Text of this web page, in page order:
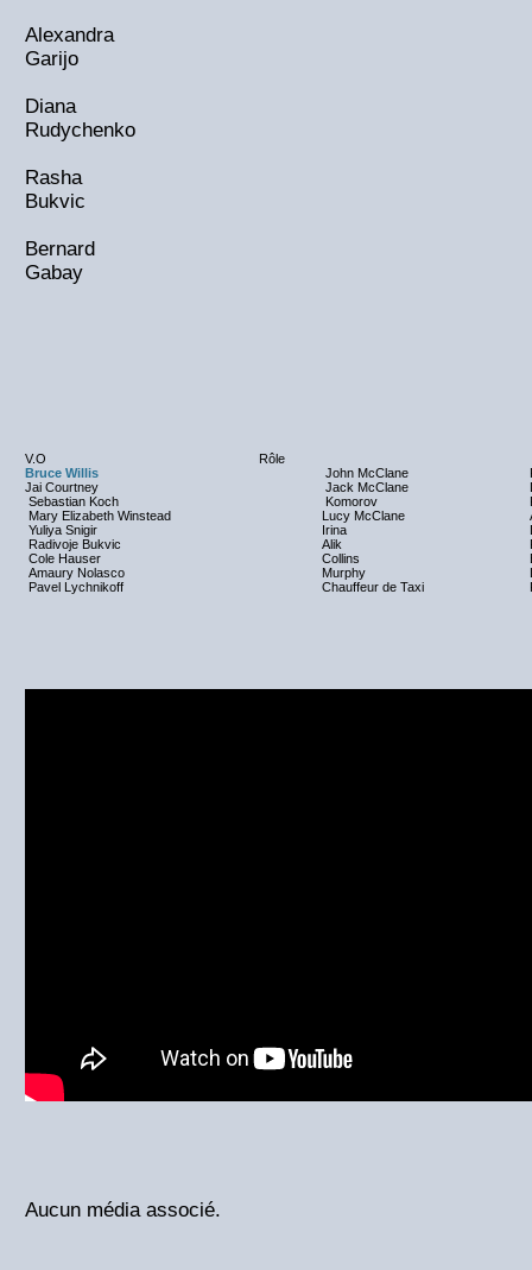
Alexandra
Garijo
Diana
Rudychenko
Rasha
Bukvic
Bernard
Gabay
V.O
Rôle
Bruce Willis
John McClane
Jai Courtney
Jack McClane
Sebastian Koch
Komorov
Mary Elizabeth Winstead
Lucy McClane
Yuliya Snigir
Irina
Radivoje Bukvic
Alik
Cole Hauser
Collins
Amaury Nolasco
Murphy
Pavel Lychnikoff
Chauffeur de Taxi
Aucun média associé.